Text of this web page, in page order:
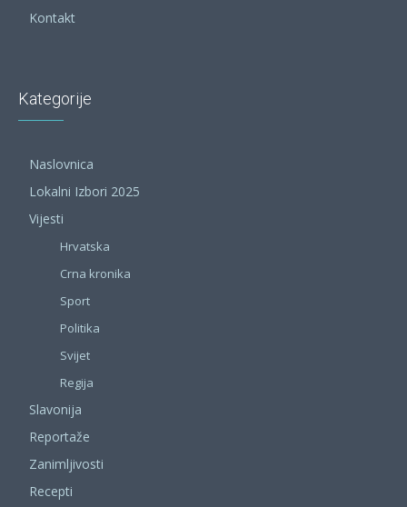
Kontakt
Kategorije
Naslovnica
Lokalni Izbori 2025
Vijesti
Hrvatska
Crna kronika
Sport
Politika
Svijet
Regija
Slavonija
Reportaže
Zanimljivosti
Recepti